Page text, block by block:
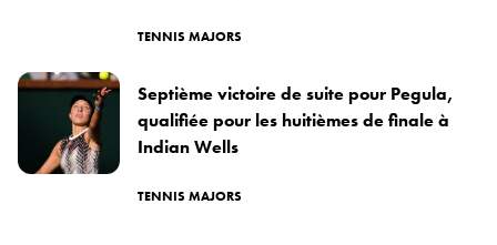
TENNIS MAJORS
Septième victoire de suite pour Pegula,
qualifiée pour les huitièmes de finale à
Indian Wells
TENNIS MAJORS